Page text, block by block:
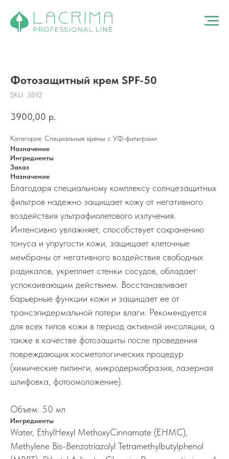
Фотозащитный крем SPF-50
SKU: 3892
3900,00 р.
Категория: Специальные кремы с УФ-фильтрами
Назначение
Ингредиенты
Заказ
Назначение
Благодаря специальному комплексу солнцезащитных
фильтров надежно защищает кожу от негативного
воздействия ультрафиолетового излучения.
Интенсивно увлажняет, способствует сохранению
тонуса и упругости кожи, защищает клеточные
мембраны от негативного воздействия свободных
радикалов, укрепляет стенки сосудов, обладает
успокаивающим действием. Восстанавливает
барьерные функции кожи и защищает ее от
трансэпидермальной потери влаги. Рекомендуется
для всех типов кожи в период активной инсоляции, а
также в качестве фотозащиты после проведения
повреждающих косметологических процедур
(химические пилинги, микродермабразия, лазерная
шлифовка, фотоомоложение).
Объем: 50 мл
Ингредиенты
Water, EthylHexyl MethoxyCinnamate (EHMC),
Methylene Bis-Benzotriazolyl Tetramethylbutylphenol